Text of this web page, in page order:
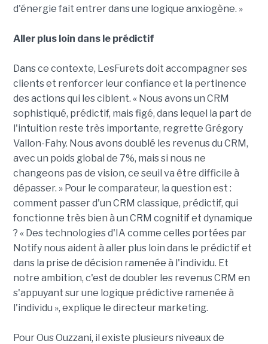
d'énergie fait entrer dans une logique anxiogène. »
Aller plus loin dans le prédictif
Dans ce contexte, LesFurets doit accompagner ses
clients et renforcer leur confiance et la pertinence
des actions qui les ciblent. « Nous avons un CRM
sophistiqué, prédictif, mais figé, dans lequel la part de
l'intuition reste très importante, regrette Grégory
Vallon-Fahy. Nous avons doublé les revenus du CRM,
avec un poids global de 7%, mais si nous ne
changeons pas de vision, ce seuil va être difficile à
dépasser. » Pour le comparateur, la question est :
comment passer d'un CRM classique, prédictif, qui
fonctionne très bien à un CRM cognitif et dynamique
? « Des technologies d'IA comme celles portées par
Notify nous aident à aller plus loin dans le prédictif et
dans la prise de décision ramenée à l'individu. Et
notre ambition, c'est de doubler les revenus CRM en
s'appuyant sur une logique prédictive ramenée à
l'individu », explique le directeur marketing.
Pour Ous Ouzzani, il existe plusieurs niveaux de